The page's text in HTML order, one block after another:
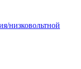
низковольтной